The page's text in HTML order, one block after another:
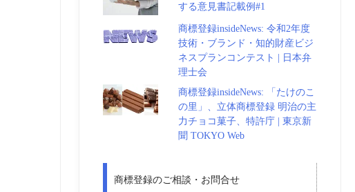
する意見書記載例#1
商標登録insideNews: 令和2年度
技術・ブランド・知的財産ビジ
ネスプランコンテスト | 日本弁
理士会
商標登録insideNews: 「たけのこ
の里」、立体商標登録 明治の主
力チョコ菓子、特許庁 | 東京新
聞 TOKYO Web
商標登録のご相談・お問合せ